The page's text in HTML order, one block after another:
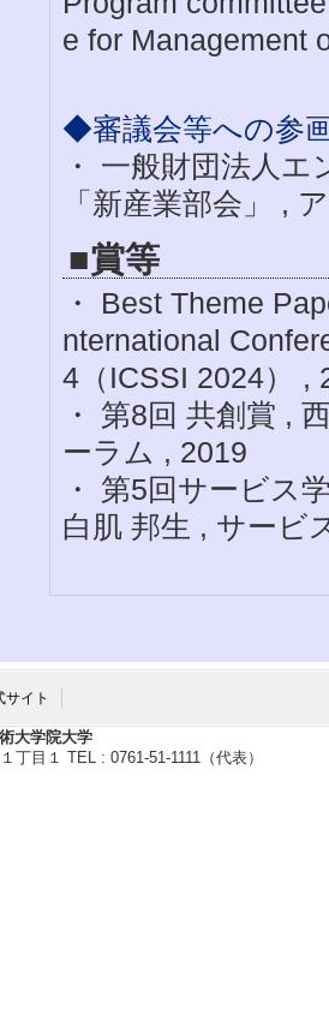
e for Management
◆審議会等への参
・ 一般財団法人
「新産業部会」 ,
■賞等
・ Best Theme
nternational
4（ICSSI 2024） ,
・ 第8回 共創賞 ,
ーラム , 2019
・ 第5回サービス
白肌 邦生 , サービ
サイト
大学院大学
丁目１ TEL : 0761-51-1111（代表）